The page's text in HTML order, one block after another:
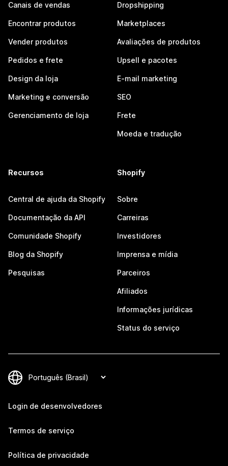
Canais de vendas
Encontrar produtos
Vender produtos
Pedidos e frete
Design da loja
Marketing e conversão
Gerenciamento de loja
Dropshipping
Marketplaces
Avaliações de produtos
Upsell e pacotes
E-mail marketing
SEO
Frete
Moeda e tradução
Recursos
Central de ajuda da Shopify
Documentação da API
Comunidade Shopify
Blog da Shopify
Pesquisas
Shopify
Sobre
Carreiras
Investidores
Imprensa e mídia
Parceiros
Afiliados
Informações jurídicas
Status do serviço
Login de desenvolvedores
Termos de serviço
Política de privacidade